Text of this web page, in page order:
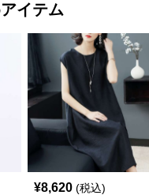
イテム
¥8,620 (税込)